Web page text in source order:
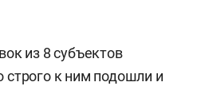
из 8 субъектов
к ним подошли и